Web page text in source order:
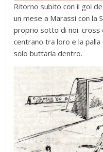
Ritorno subito con il gol
un mese a Marassi con la
proprio sotto di noi.
centrano tra loro e la
solo buttarla dentro.